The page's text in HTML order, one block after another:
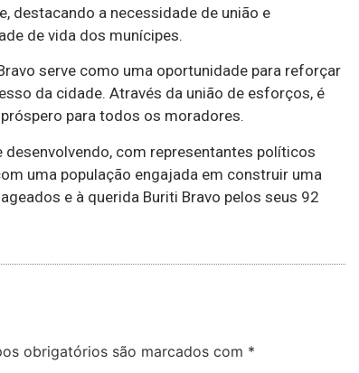
destacando a necessidade de união e
de vida dos munícipes.
serve como uma oportunidade para reforçar
da cidade. Através da união de esforços, é
para todos os moradores.
desenvolvendo, com representantes políticos
uma população engajada em construir uma
e à querida Buriti Bravo pelos seus 92
obrigatórios são marcados com *